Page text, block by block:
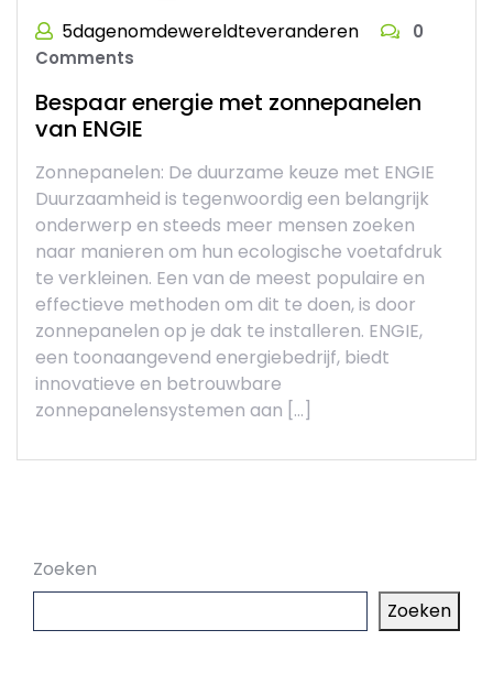
5dagenomdewereldteveranderen
0
Comments
Bespaar energie met zonnepanelen
van ENGIE
Zonnepanelen: De duurzame keuze met ENGIE
Duurzaamheid is tegenwoordig een belangrijk
onderwerp en steeds meer mensen zoeken
naar manieren om hun ecologische voetafdruk
te verkleinen. Een van de meest populaire en
effectieve methoden om dit te doen, is door
zonnepanelen op je dak te installeren. ENGIE,
een toonaangevend energiebedrijf, biedt
innovatieve en betrouwbare
zonnepanelensystemen aan […]
Zoeken
Zoeken